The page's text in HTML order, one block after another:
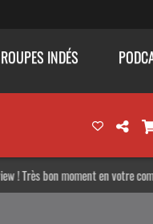
INDÉS
:) Gonzzo-